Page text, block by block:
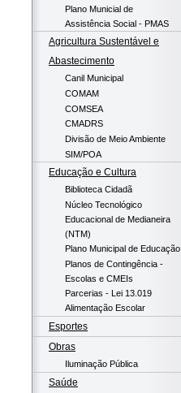
Plano Municial de
Assistência Social - PMAS
Agricultura Sustentável e
Abastecimento
Canil Municipal
COMAM
COMSEA
CMADRS
Divisão de Meio Ambiente
SIM/POA
Educação e Cultura
Biblioteca Cidadã
Núcleo Tecnológico
Educacional de Medianeira
(NTM)
Plano Municipal de Educação
Planos de Contingência -
Escolas e CMEIs
Parcerias - Lei 13.019
Alimentação Escolar
Esportes
Obras
Iluminação Pública
Saúde